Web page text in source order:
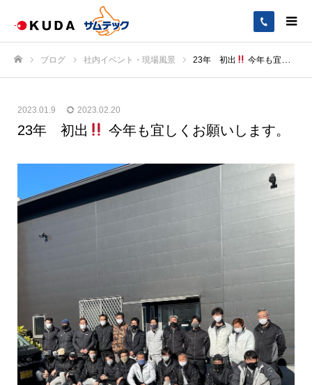
ブログ 社内イベント・現場風景 23年 初出 今年も宜しくお願いします。
2023.01.9 2023.02.20
23年 初出 今年も宜しくお願いします。